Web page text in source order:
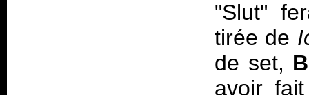
"Slut"
tirée de
de set,
avoir